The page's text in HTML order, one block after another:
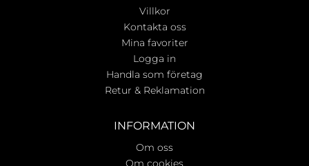
Villkor
Kontakta oss
Mina favoriter
Logga in
Handla som företag
Retur & Reklamation
INFORMATION
Om oss
Om cookies